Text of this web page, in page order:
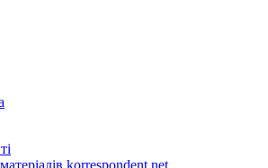
korrespondent.net